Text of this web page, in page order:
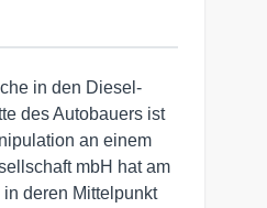
in den Diesel-
des Autobauers ist
an einem
mbH hat am
deren Mittelpunkt